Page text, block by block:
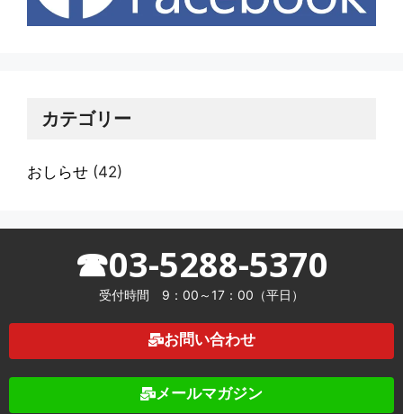
カテゴリー
おしらせ (42)
☎03-5288-5370
受付時間 9：00～17：00（平日）
お問い合わせ
メールマガジン